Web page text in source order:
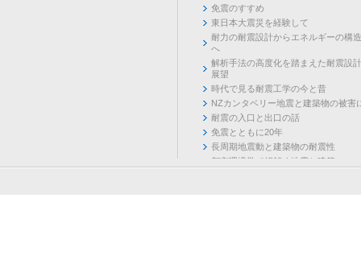
免震のすすめ
東日本大震災を経験して
耐力の耐震設計からエネルギーの構
へ
解析手法の高度化を踏まえた耐震設
展望
時代で見る耐震工学の今と昔
NZカンタベリー地震と建築物の被害
耐震の入口と出口の話
免震とともに20年
長周期地震動と建築物の耐震性
都市環境学で紐解く地震と建築